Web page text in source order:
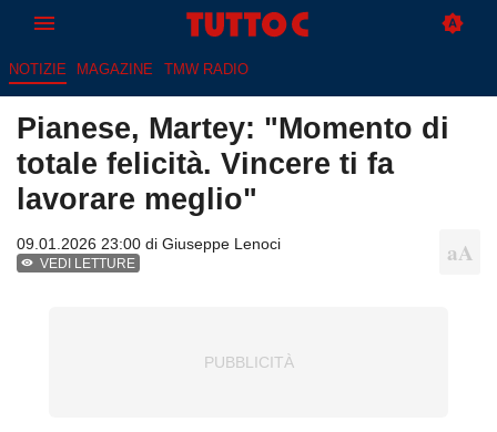
NOTIZIE MAGAZINE TMW RADIO
Pianese, Martey: "Momento di
totale felicità. Vincere ti fa
lavorare meglio"
09.01.2026 23:00 di Giuseppe Lenoci
VEDI LETTURE